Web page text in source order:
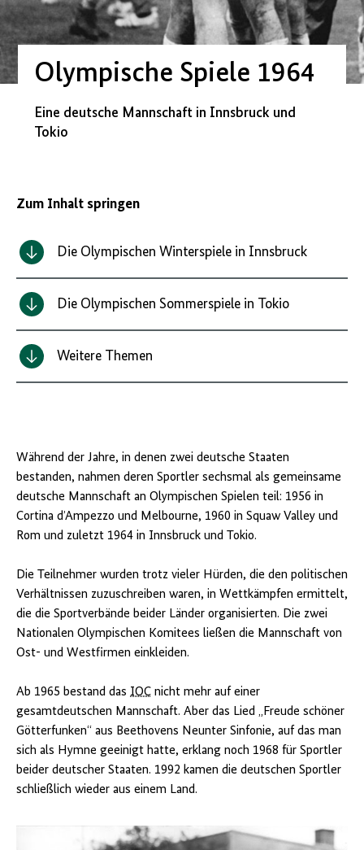
Olympische Spiele 1964
Eine deutsche Mannschaft in Innsbruck und
Tokio
Zum Inhalt springen
Die Olympischen Winterspiele in Innsbruck
Die Olympischen Sommerspiele in Tokio
Weitere Themen
Während der Jahre, in denen zwei deutsche Staaten
bestanden, nahmen deren Sportler sechsmal als gemeinsame
deutsche Mannschaft an Olympischen Spielen teil: 1956 in
Cortina d’Ampezzo und Melbourne, 1960 in Squaw Valley und
Rom und zuletzt 1964 in Innsbruck und Tokio.
Die Teilnehmer wurden trotz vieler Hürden, die den politischen
Verhältnissen zuzuschreiben waren, in Wettkämpfen ermittelt,
die die Sportverbände beider Länder organisierten. Die zwei
Nationalen Olympischen Komitees ließen die Mannschaft von
Ost- und Westfirmen einkleiden.
Ab 1965 bestand das IOC nicht mehr auf einer
gesamtdeutschen Mannschaft. Aber das Lied „Freude schöner
Götterfunken“ aus Beethovens Neunter Sinfonie, auf das man
sich als Hymne geeinigt hatte, erklang noch 1968 für Sportler
beider deutscher Staaten. 1992 kamen die deutschen Sportler
schließlich wieder aus einem Land.